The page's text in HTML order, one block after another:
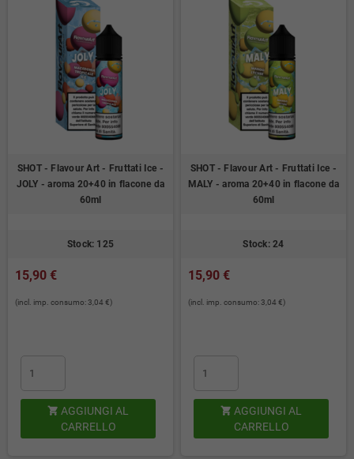
SHOT - Flavour Art - Fruttati Ice -
JOLY - aroma 20+40 in flacone da
60ml
Stock: 125
15,90 €
(incl. imp. consumo: 3,04 €)
 AGGIUNGI AL
CARRELLO
SHOT - Flavour Art - Fruttati Ice -
MALY - aroma 20+40 in flacone da
60ml
Stock: 24
15,90 €
(incl. imp. consumo: 3,04 €)
 AGGIUNGI AL
CARRELLO